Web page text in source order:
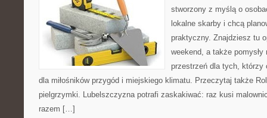
stworzony z myślą o
lokalne skarby i chcą
praktyczny. Znajdziesz tu
weekend, a także
przestrzeń dla tych, którzy
dla miłośników przygód i miejskiego klimatu. Przeczytaj także
pielgrzymki. Lubelszczyzna potrafi zaskakiwać: raz kusi
razem […]